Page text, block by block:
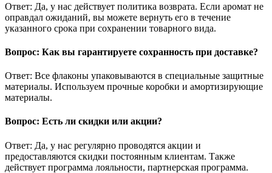
Ответ: Да, у нас действует политика возврата. Если аромат не
оправдал ожиданий, вы можете вернуть его в течение
указанного срока при сохранении товарного вида.
Вопрос: Как вы гарантируете сохранность при доставке?
Ответ: Все флаконы упаковываются в специальные защитные
материалы. Используем прочные коробки и амортизирующие
материалы.
Вопрос: Есть ли скидки или акции?
Ответ: Да, у нас регулярно проводятся акции и
предоставляются скидки постоянным клиентам. Также
действует программа лояльности, партнерская программа.